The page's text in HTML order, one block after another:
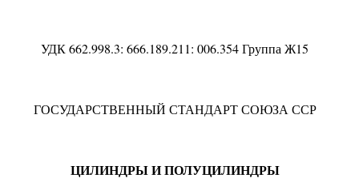
УДК 662.998.3: 666.189.211: 006.354 Группа Ж15
ГОСУДАРСТВЕННЫЙ СТАНДАРТ СОЮЗА ССР
ЦИЛИНДРЫ И ПОЛУЦИЛИНДРЫ